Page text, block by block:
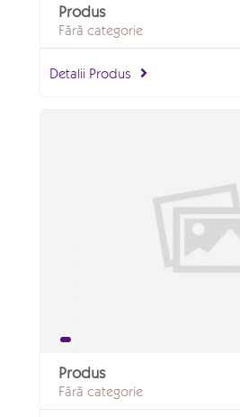
Produs
Fără categorie
Detalii Produs
Produs
Fără categorie